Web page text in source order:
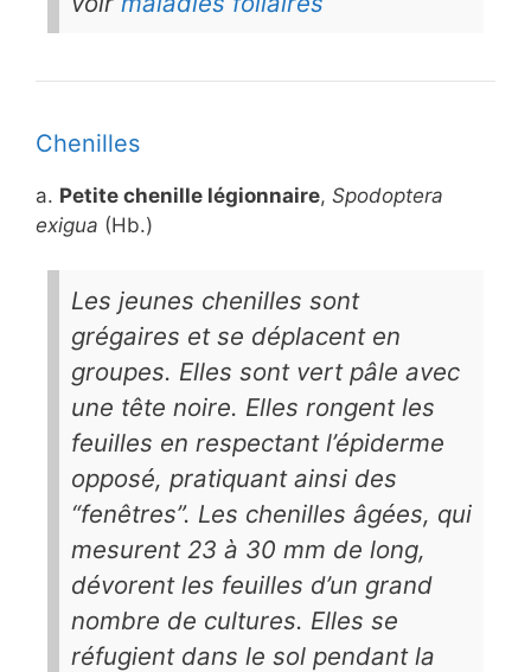
Chenilles
a. Petite chenille légionnaire, Spodoptera
exigua (Hb.)
Les jeunes chenilles sont
grégaires et se déplacent en
groupes. Elles sont vert pâle avec
une tête noire. Elles rongent les
feuilles en respectant l’épiderme
opposé, pratiquant ainsi des
“fenêtres”. Les chenilles âgées, qui
mesurent 23 à 30 mm de long,
dévorent les feuilles d’un grand
nombre de cultures. Elles se
réfugient dans le sol pendant la